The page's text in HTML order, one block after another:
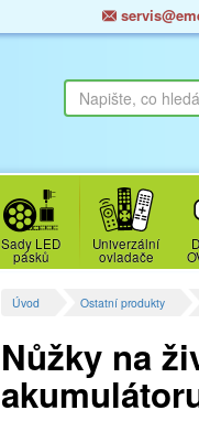
Sady LED
pásků
Univerzální
ovladače
Úvod Ostatní produkty
Nůžky na